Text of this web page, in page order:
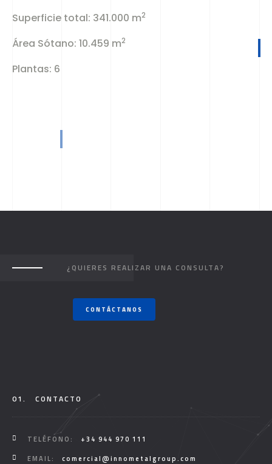
Superficie total: 341.000 m2
Área Sótano: 10.459 m2
Plantas: 6
¿QUIERES REALIZAR UNA CONSULTA?
CONTÁCTANOS
01. CONTACTO
TELÉFONO:
+34 944 970 111
EMAIL:
comercial@innometalgroup.com